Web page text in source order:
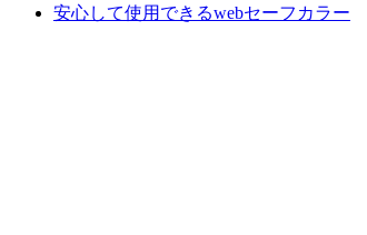
安心して使用できるwebセーフカラー